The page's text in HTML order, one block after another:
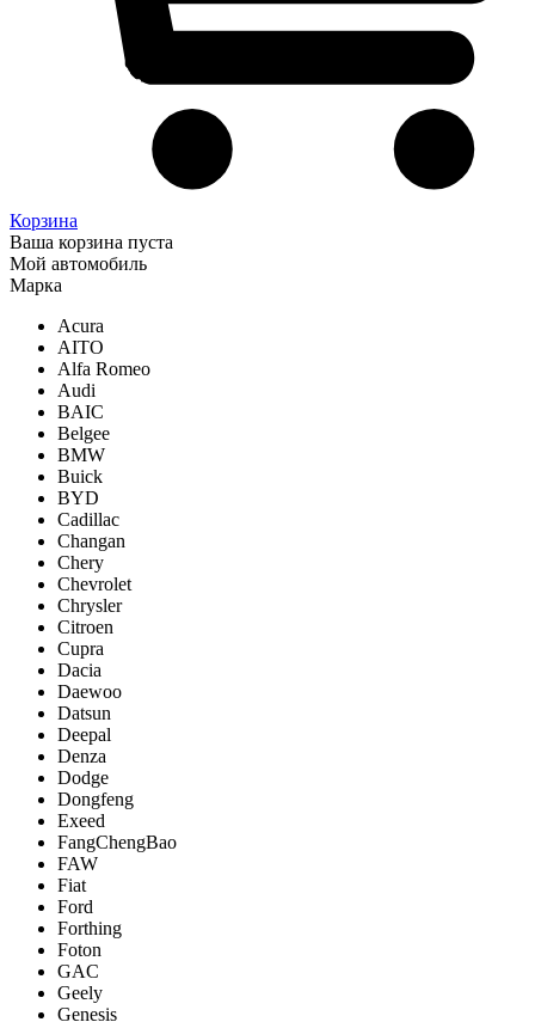
Корзина
Ваша корзина пуста
Мой автомобиль
Марка
Acura
AITO
Alfa Romeo
Audi
BAIC
Belgee
BMW
Buick
BYD
Cadillac
Changan
Chery
Chevrolet
Chrysler
Citroen
Cupra
Dacia
Daewoo
Datsun
Deepal
Denza
Dodge
Dongfeng
Exeed
FangChengBao
FAW
Fiat
Ford
Forthing
Foton
GAC
Geely
Genesis